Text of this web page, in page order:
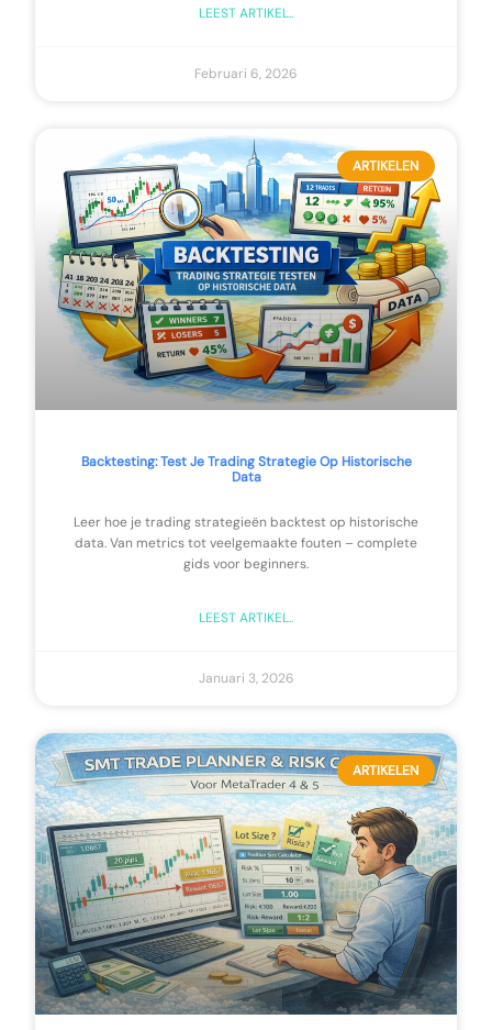
LEEST ARTIKEL..
Februari 6, 2026
ARTIKELEN
Backtesting: Test Je Trading Strategie Op Historische
Data
Leer hoe je trading strategieën backtest op historische
data. Van metrics tot veelgemaakte fouten – complete
gids voor beginners.
LEEST ARTIKEL..
Januari 3, 2026
ARTIKELEN